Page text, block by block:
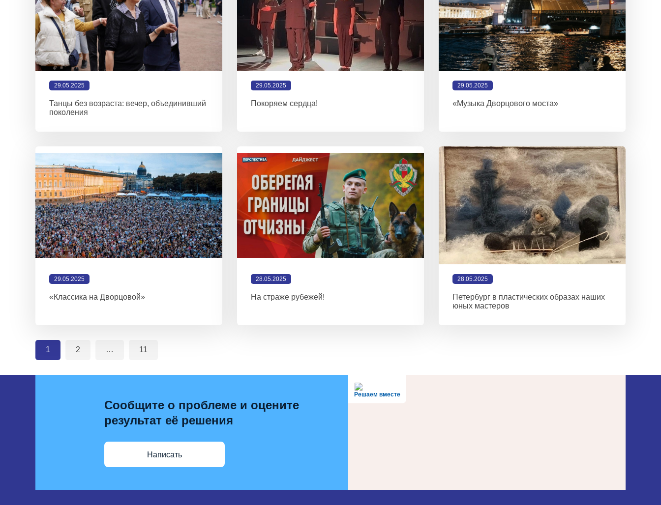
Танцы без возраста: вечер, объединивший
поколения
29.05.2025
Покоряем сердца!
29.05.2025
«Музыка Дворцового моста»
29.05.2025
«Классика на Дворцовой»
29.05.2025
На страже рубежей!
28.05.2025
Петербург в пластических образах наших
юных мастеров
28.05.2025
1 2 … 11
Решаем вместе
Сообщите о проблеме и оцените
результат её решения
Написать